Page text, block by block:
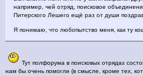
например, чей отряд, поисковое
Питерского Лешего ещё раз от души
Я понимаю, что любопытство меня, как ту
Тут полфорума в поисковых отрядах
нам бы очень помогли (в смысле, кроме тех,